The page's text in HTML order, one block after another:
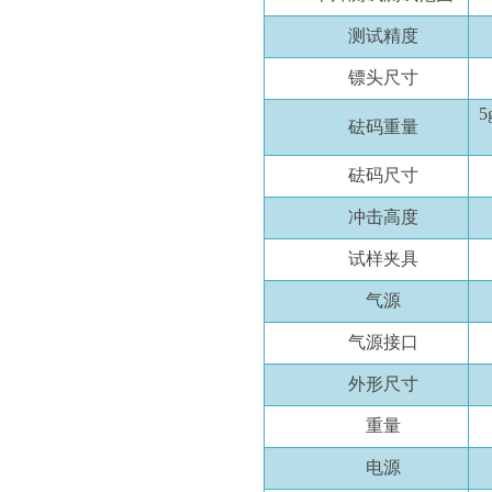
测试精度
镖头尺寸
砝码重量
砝码尺寸
冲击高度
试样夹具
气源
气源接口
外形尺寸
重量
电源